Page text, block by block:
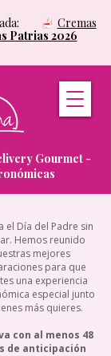
Gourmet -
Cremas
Patrias 2026
el Día del Padre sin
Hemos reunido
mejores
para que
una experiencia
especial junto
más quieres.
con al menos 48
de anticipación